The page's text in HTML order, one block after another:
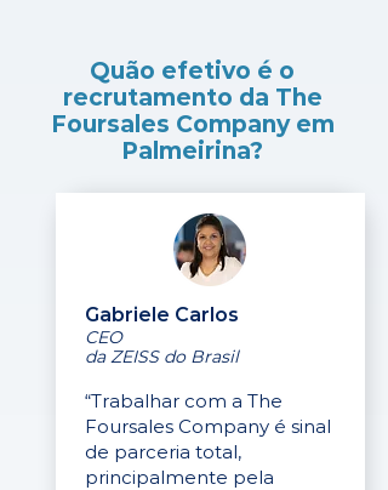
Quão efetivo é o
recrutamento da The
Foursales Company em
Palmeirina?
Gabriele Carlos
CEO
da ZEISS do Brasil
“Trabalhar com a The
Foursales Company é sinal
de parceria total,
principalmente pela